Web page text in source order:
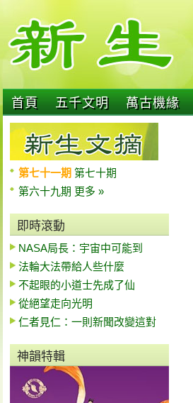
首頁 五千文明 萬古機緣
第七十一期 第七十期
第六十九期 更多 »
即時滾動
NASA局長：宇宙中可能到
法輪大法帶給人些什麼
不起眼的小道士先成了仙
從絕望走向光明
仁者見仁：一則新聞改變這對
神韻特輯